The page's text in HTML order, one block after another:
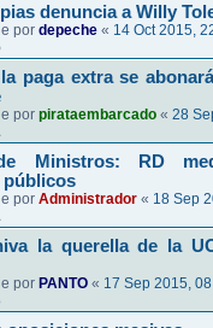
denuncia a Willy
por depeche « 14 Oct 2015,
paga extra se
por pirataembarcado « 28
Ministros: RD
públicos
por Administrador « 18 Sep
la querella de la
por PANTO « 17 Sep 2015,